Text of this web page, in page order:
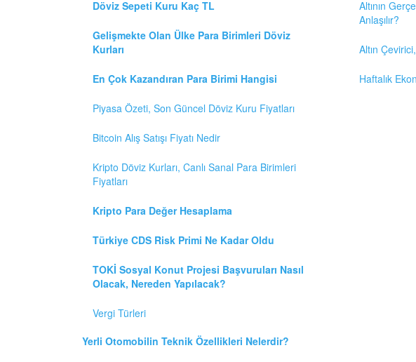
Döviz Sepeti Kuru Kaç TL
Gelişmekte Olan Ülke Para Birimleri Döviz
Kurları
En Çok Kazandıran Para Birimi Hangisi
Piyasa Özeti, Son Güncel Döviz Kuru Fiyatları
Bitcoin Alış Satışı Fiyatı Nedir
Kripto Döviz Kurları, Canlı Sanal Para Birimleri
Fiyatları
Kripto Para Değer Hesaplama
Türkiye CDS Risk Primi Ne Kadar Oldu
TOKİ Sosyal Konut Projesi Başvuruları Nasıl
Olacak, Nereden Yapılacak?
Vergi Türleri
Altının
Anlaşılır?
Altın
Haftalık
Yerli Otomobilin Teknik Özellikleri Nelerdir?